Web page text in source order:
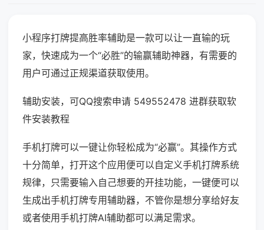
小程序打牌提高胜率辅助是一款可以让一直输的玩
家，快速成为一个“必胜”的输赢辅助神器，有需要的
用户可通过正规渠道获取使用。
辅助安装，可QQ搜索申请 549552478 进群获取软
件安装教程
手机打牌可以一键让你轻松成为“必赢”。其操作方式
十分简单，打开这个应用便可以自定义手机打牌系统
规律，只需要输入自己想要的开挂功能，一键便可以
生成出手机打牌专用辅助器，不管你是想分享给好友
或者使用手机打牌AI辅助都可以满足需求。